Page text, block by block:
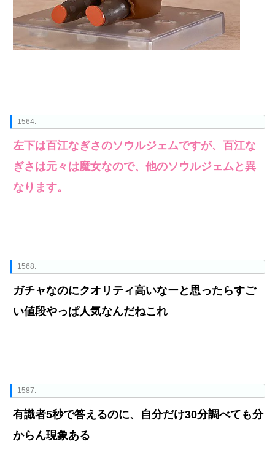
1564:
左下は百江なぎさのソウルジェムですが、百江な
ぎさは元々は魔女なので、他のソウルジェムと異
なります。
1568:
ガチャなのにクオリティ高いなーと思ったらすご
い値段やっぱ人気なんだねこれ
1587:
有識者5秒で答えるのに、自分だけ30分調べても分
からん現象ある